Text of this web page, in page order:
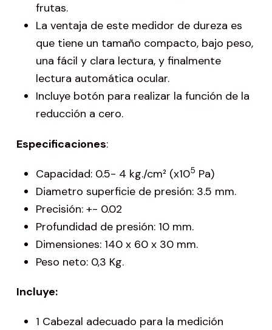
frutas.
La ventaja de este medidor de dureza es
que tiene un tamaño compacto, bajo peso,
una fácil y clara lectura, y finalmente
lectura automática ocular.
Incluye botón para realizar la función de la
reducción a cero.
Especificaciones:
Capacidad: 0.5- 4 kg./cm² (x105 Pa)
Diametro superficie de presión: 3.5 mm.
Precisión: +- 0.02
Profundidad de presión: 10 mm.
Dimensiones: 140 x 60 x 30 mm.
Peso neto: 0,3 Kg.
Incluye:
1 Cabezal adecuado para la medición